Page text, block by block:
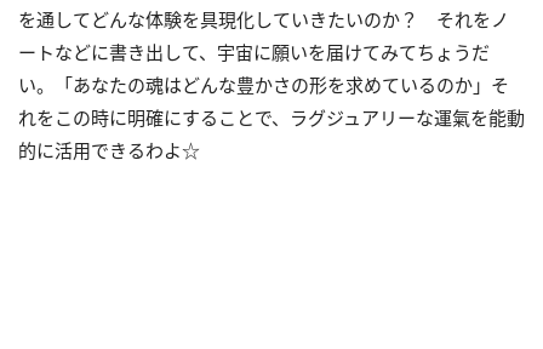
を通してどんな体験を具現化していきたいのか？ それをノ
ートなどに書き出して、宇宙に願いを届けてみてちょうだ
い。「あなたの魂はどんな豊かさの形を求めているのか」そ
れをこの時に明確にすることで、ラグジュアリーな運氣を能動
的に活用できるわよ☆